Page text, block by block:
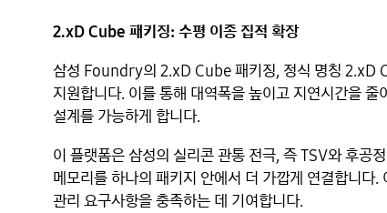
2.xD Cube 패키징: 수평 이종 집적 확장
삼성 Foundry의 2.xD Cube 패키징, 정식 명칭 2.xD
지원합니다. 이를 통해 대역폭을 높이고 지연시간을
설계를 가능하게 합니다.
이 플랫폼은 삼성의 실리콘 관통 전극, 즉 TSV와 후공
메모리를 하나의 패키지 안에서 더 가깝게 연결합니다
관리 요구사항을 충족하는 데 기여합니다.